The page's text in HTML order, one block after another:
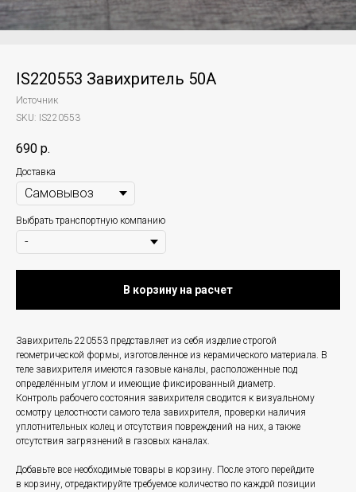
IS220553 Завихритель 50A
Источник
SKU: IS220553
690 р.
Доставка
Выбрать транспортную компанию
В корзину на расчет
Завихритель 220553 представляет из себя изделие строгой
геометрической формы, изготовленное из керамического материала. В
теле завихрителя имеются газовые каналы, расположенные под
определённым углом и имеющие фиксированный диаметр.
Контроль рабочего состояния завихрителя сводится к визуальному
осмотру целостности самого тела завихрителя, проверки наличия
уплотнительных колец и отсутствия повреждений на них, а также
отсутствия загрязнений в газовых каналах.
Добавьте все необходимые товары в корзину. После этого перейдите
в корзину, отредактируйте требуемое количество по каждой позиции